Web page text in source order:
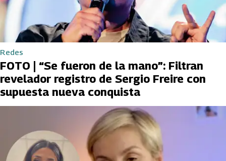
Redes
FOTO | “Se fueron de la mano”: Filtran
revelador registro de Sergio Freire con
supuesta nueva conquista